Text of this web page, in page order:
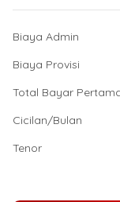
Biaya Admin
Biaya Provisi
Total Bayar
Cicilan/Bulan
Tenor